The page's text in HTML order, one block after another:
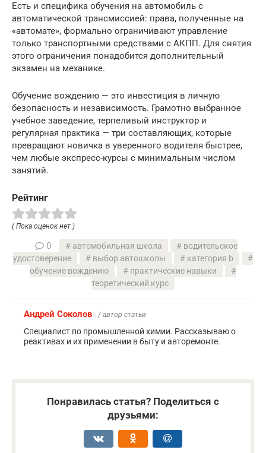
Есть и специфика обучения на автомобиль с
автоматической трансмиссией: права, полученные на
«автомате», формально ограничивают управление
только транспортными средствами с АКПП. Для снятия
этого ограничения понадобится дополнительный
экзамен на механике.
Обучение вождению — это инвестиция в личную
безопасность и независимость. Грамотно выбранное
учебное заведение, терпеливый инструктор и
регулярная практика — три составляющих, которые
превращают новичка в уверенного водителя быстрее,
чем любые экспресс-курсы с минимальным числом
занятий.
Рейтинг
( Пока оценок нет )
0 автомобильная школа
водительское
удостоверение
выбор автошколы
категория b
обучение вождению
практические навыки
теоретический курс
Андрей Соколов / автор статьи
Специалист по промышленной химии. Рассказываю о
реактивах и их применении в быту и авторемонте.
Понравилась статья? Поделиться с
друзьями: